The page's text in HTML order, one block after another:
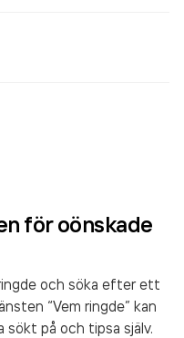
för oönskade
och söka efter ett
“Vem ringde” kan
sökt på och tipsa själv.